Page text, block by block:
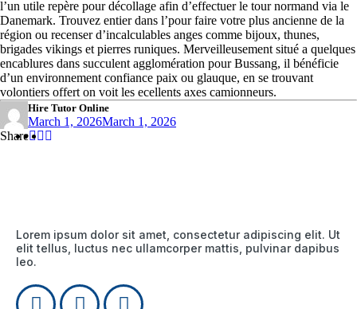
l’un utile repère pour décollage afin d’effectuer le tour normand via le
Danemark. Trouvez entier dans l’pour faire votre plus ancienne de la
région ou recenser d’incalculables anges comme bijoux, thunes,
brigades vikings et pierres runiques. Merveilleusement situé a quelques
encablures dans succulent agglomération pour Bussang, il bénéficie
d’un environnement confiance paix ou glauque, en se trouvant
volontiers offert on voit les ecellents axes camionneurs.
Hire Tutor Online
March 1, 2026March 1, 2026
Share
Share
Share
Lorem ipsum dolor sit amet, consectetur adipiscing elit. Ut
elit tellus, luctus nec ullamcorper mattis, pulvinar dapibus
leo.